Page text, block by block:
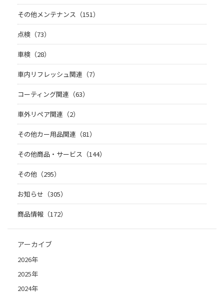
その他メンテナンス（151）
点検（73）
車検（28）
車内リフレッシュ関連（7）
コーティング関連（63）
車外リペア関連（2）
その他カー用品関連（81）
その他商品・サービス（144）
その他（295）
お知らせ（305）
商品情報（172）
アーカイブ
2026年
2025年
2024年